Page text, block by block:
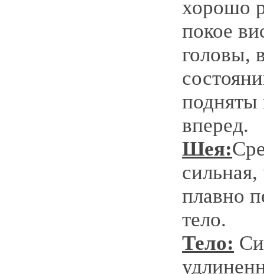
хорошо
покое
головы,
подняты
вперед.
Шея:
плавно
тело.
Тело: